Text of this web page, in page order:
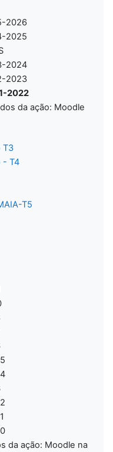
2026
2025
2024
2023
2022
da ação: Moodle
T3
- T4
T5
da ação: Moodle na